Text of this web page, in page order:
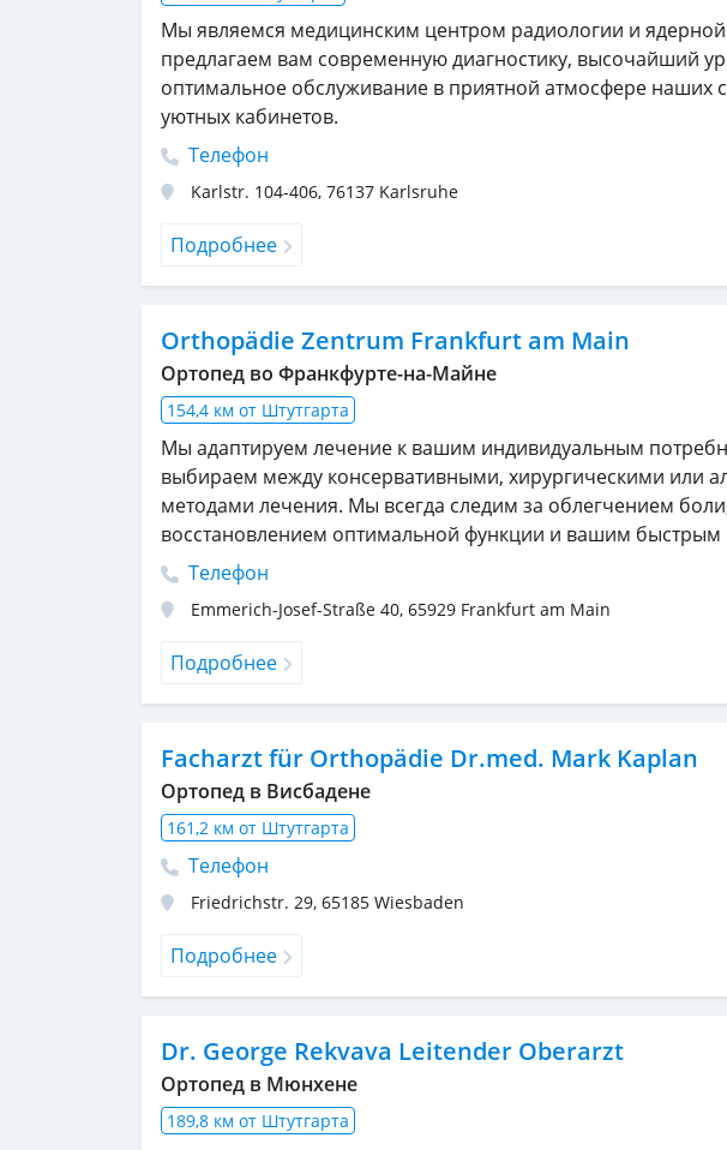
Мы являемся медицинским центром радиологии и
предлагаем вам современную диагностику, высочайший
оптимальное обслуживание в приятной атмосфере наших
уютных кабинетов.
Телефон
Karlstr. 104-406, 76137 Karlsruhe
Подробнее
Orthopädie Zentrum Frankfurt am Main
Ортопед во Франкфурте-на-Майне
154,4 км от Штутгарта
Мы адаптируем лечение к вашим индивидуальным
выбираем между консервативными, хирургическими или
методами лечения. Мы всегда следим за облегчением
восстановлением оптимальной функции и вашим
Телефон
Emmerich-Josef-Straße 40, 65929 Frankfurt am Main
Подробнее
Facharzt für Orthopädie Dr.med. Mark Kaplan
Ортопед в Висбадене
161,2 км от Штутгарта
Телефон
Friedrichstr. 29, 65185 Wiesbaden
Подробнее
Dr. George Rekvava Leitender Oberarzt
Ортопед в Мюнхене
189,8 км от Штутгарта